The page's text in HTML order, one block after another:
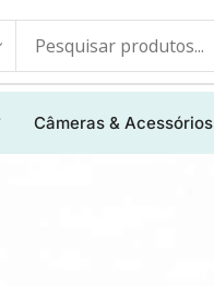
Câmeras & Acessórios